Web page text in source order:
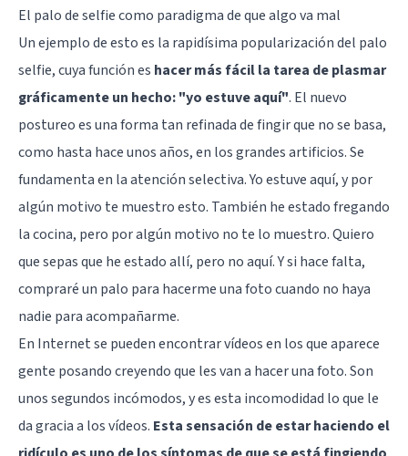
El palo de selfie como paradigma de que algo va mal
Un ejemplo de esto es la rapidísima popularización del palo
selfie, cuya función es hacer más fácil la tarea de plasmar
gráficamente un hecho: "yo estuve aquí". El nuevo
postureo es una forma tan refinada de fingir que no se basa,
como hasta hace unos años, en los grandes artificios. Se
fundamenta en la atención selectiva. Yo estuve aquí, y por
algún motivo te muestro esto. También he estado fregando
la cocina, pero por algún motivo no te lo muestro. Quiero
que sepas que he estado allí, pero no aquí. Y si hace falta,
compraré un palo para hacerme una foto cuando no haya
nadie para acompañarme.
En Internet se pueden encontrar vídeos en los que aparece
gente posando creyendo que les van a hacer una foto. Son
unos segundos incómodos, y es esta incomodidad lo que le
da gracia a los vídeos. Esta sensación de estar haciendo el